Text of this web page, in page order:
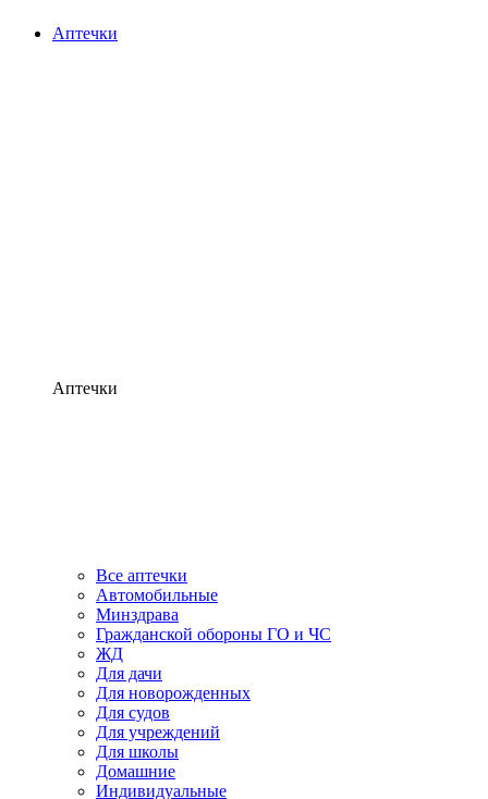
Аптечки
Аптечки
Все аптечки
Автомобильные
Минздрава
Гражданской обороны ГО и ЧС
ЖД
Для дачи
Для новорожденных
Для судов
Для учреждений
Для школы
Домашние
Индивидуальные